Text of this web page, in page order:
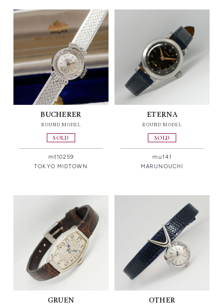
BUCHERER
ROUND MODEL
SOLD
mt10259
TOKYO MIDTOWN
ETERNA
ROUND MODEL
SOLD
mu141
MARUNOUCHI
GRUEN OTHER